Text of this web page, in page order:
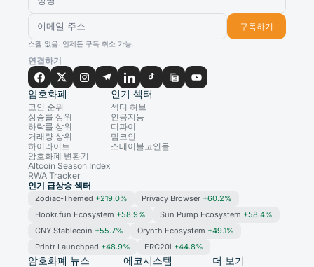
구독하기
스팸 없음. 언제든 구독 취소 가능.
연결하기
암호화폐
코인 순위
상승률 상위
하락률 상위
거래량 상위
하이라이트
암호화폐 변환기
Altcoin Season Index
RWA Tracker
인기 섹터
섹터 허브
인공지능
디파이
밈코인
스테이블코인들
인기 급상승 섹터
Zodiac-Themed +219.0% Privacy Browser +60.2%
Hookr.fun Ecosystem +58.9% Sun Pump Ecosystem +58.4%
CNY Stablecoin +55.7% Orynth Ecosystem +49.1%
Printr Launchpad +48.9% ERC20i +44.8%
암호화폐 뉴스 에코시스템 더 보기